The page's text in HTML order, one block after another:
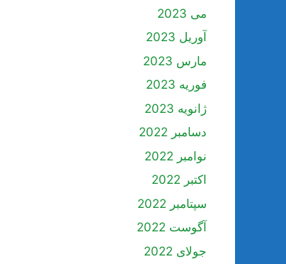
می 2023
آوریل 2023
مارس 2023
فوریه 2023
ژانویه 2023
دسامبر 2022
نوامبر 2022
اکتبر 2022
سپتامبر 2022
آگوست 2022
جولای 2022